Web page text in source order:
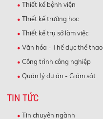
Thiết kế bệnh viện
Thiết kế trường học
Thiết kế trụ sở làm việc
Văn hóa - Thể dục thể thao
Công trình công nghiệp
Quản lý dự án - Giám sát
TIN TỨC
Tin chuyên ngành